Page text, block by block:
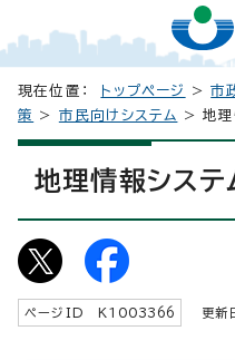
現在位置： トップページ >市
策
> 市民向けシステム > 地理
地理情報システ
ページID K 1003366 更新